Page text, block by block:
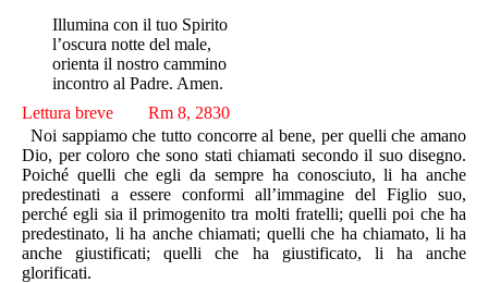
Illumina con il tuo Spirito
l’oscura notte del male,
orienta il nostro cammino
incontro al Padre. Amen.
Lettura breve Rm 8, 2830
Noi sappiamo che tutto concorre al bene, per quelli che amano
Dio, per coloro che sono stati chiamati secondo il suo disegno.
Poiché quelli che egli da sempre ha conosciuto, li ha anche
predestinati a essere conformi all’immagine del Figlio suo,
perché egli sia il primogenito tra molti fratelli; quelli poi che ha
predestinato, li ha anche chiamati; quelli che ha chiamato, li ha
anche giustificati; quelli che ha giustificato, li ha anche
glorificati.